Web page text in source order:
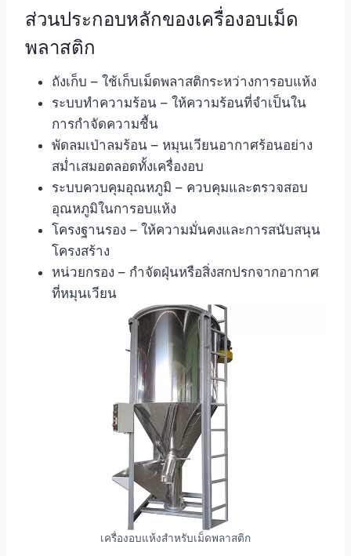
ส่วนประกอบหลักของเครื่องอบเม็ด
พลาสติก
ถังเก็บ – ใช้เก็บเม็ดพลาสติกระหว่างการอบแห้ง
ระบบทำความร้อน – ให้ความร้อนที่จำเป็นใน
การกำจัดความชื้น
พัดลมเป่าลมร้อน – หมุนเวียนอากาศร้อนอย่าง
สม่ำเสมอตลอดทั้งเครื่องอบ
ระบบควบคุมอุณหภูมิ – ควบคุมและตรวจสอบ
อุณหภูมิในการอบแห้ง
โครงฐานรอง – ให้ความมั่นคงและการสนับสนุน
โครงสร้าง
หน่วยกรอง – กำจัดฝุ่นหรือสิ่งสกปรกจากอากาศ
ที่หมุนเวียน
เครื่องอบแห้งสำหรับเม็ดพลาสติก